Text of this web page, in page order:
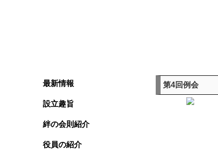
第4回例会
最新情報
設立趣旨
絆の会則紹介
役員の紹介